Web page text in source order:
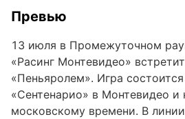
Превью
13 июля в Промежуточном
«Расинг Монтевидео»
«Пеньяролем». Игра
«Сентенарио» в Монтевидео и
московскому времени. В